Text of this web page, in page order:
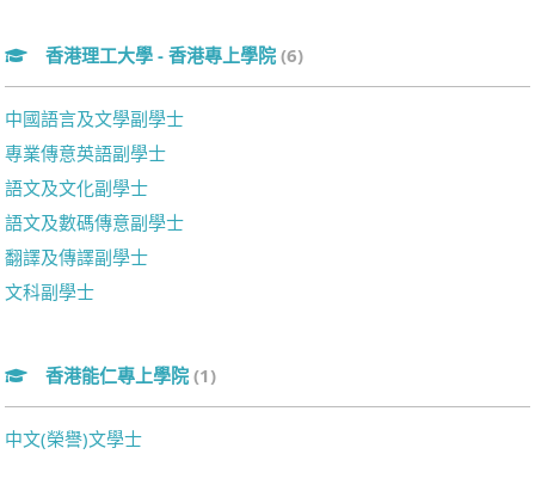
香港理工大學 - 香港專上學院 (6)
中國語言及文學副學士
專業傳意英語副學士
語文及文化副學士
語文及數碼傳意副學士
翻譯及傳譯副學士
文科副學士
香港能仁專上學院 (1)
中文(榮譽)文學士